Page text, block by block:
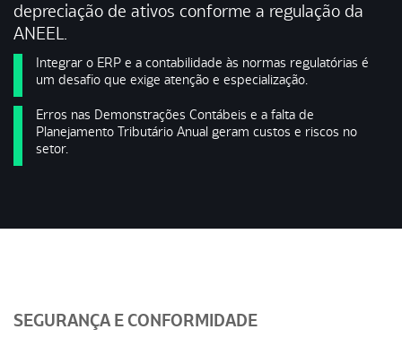
depreciação de ativos conforme a regulação da
ANEEL.
Integrar o ERP e a contabilidade às normas regulatórias é
um desafio que exige atenção e especialização.
Erros nas Demonstrações Contábeis e a falta de
Planejamento Tributário Anual geram custos e riscos no
setor.
SEGURANÇA E CONFORMIDADE